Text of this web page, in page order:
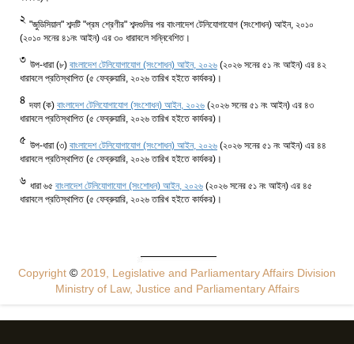
2 "জুডিসিয়াল" শব্দটি "প্রম শ্রেণীর" শব্দগুলির পর বাংলাদেশ টেলিযোগাযোগ (সংশোধন) আইন, ২০১০
(২০১০ সনের ৪১নং আইন) এর ৩০ ধারাবলে সন্নিবেশিত।
3 উপ-ধারা (৮) বাংলাদেশ টেলিযোগাযোগ (সংশোধন) আইন, ২০২৬ (২০২৬ সনের ৫১ নং আইন) এর ৪২
ধারাবলে প্রতিস্থাপিত (৫ ফেব্রুয়ারি, ২০২৬ তারিখ হইতে কার্যকর)।
4 দফা (ক) বাংলাদেশ টেলিযোগাযোগ (সংশোধন) আইন, ২০২৬ (২০২৬ সনের ৫১ নং আইন) এর ৪৩
ধারাবলে প্রতিস্থাপিত (৫ ফেব্রুয়ারি, ২০২৬ তারিখ হইতে কার্যকর)।
5 উপ-ধারা (৩) বাংলাদেশ টেলিযোগাযোগ (সংশোধন) আইন, ২০২৬ (২০২৬ সনের ৫১ নং আইন) এর ৪৪
ধারাবলে প্রতিস্থাপিত (৫ ফেব্রুয়ারি, ২০২৬ তারিখ হইতে কার্যকর)।
6 ধারা ৬৫ বাংলাদেশ টেলিযোগাযোগ (সংশোধন) আইন, ২০২৬ (২০২৬ সনের ৫১ নং আইন) এর ৪৫
ধারাবলে প্রতিস্থাপিত (৫ ফেব্রুয়ারি, ২০২৬ তারিখ হইতে কার্যকর)।
Copyright © 2019, Legislative and Parliamentary Affairs Division
Ministry of Law, Justice and Parliamentary Affairs